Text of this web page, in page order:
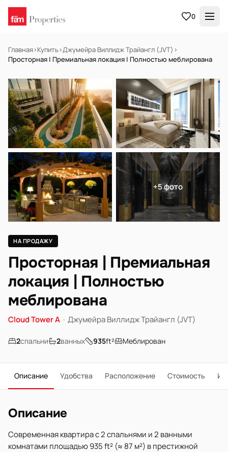
0
Главная›Купить›Джумейра Виллидж Трайангл (JVT) ›
Просторная | Премиальная локация | Полностью меблирована
НА ПРОДАЖУ Готов к заселению
+5 фото
НА ПРОДАЖУ
Просторная | Премиальная
локация | Полностью
меблирована
Cloud Tower A · Джумейра Виллидж Трайангл (JVT)
2спальни 2ванных 935ft² Меблирован
Описание Удобства Расположение Стоимость
Описание
Современная квартира с 2 спальнями и 2 ванными
комнатами площадью 935 ft² (≈ 87 м²) в престижной